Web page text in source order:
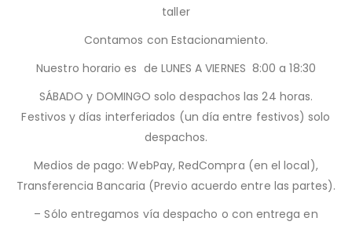
taller
Contamos con Estacionamiento.
Nuestro horario es de LUNES A VIERNES 8:00 a 18:30
SÁBADO y DOMINGO solo despachos las 24 horas.
Festivos y días interferiados (un día entre festivos) solo
despachos.
Medios de pago: WebPay, RedCompra (en el local),
Transferencia Bancaria (Previo acuerdo entre las partes).
– Sólo entregamos vía despacho o con entrega en